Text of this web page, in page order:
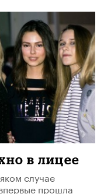
в лицее
случае
прошла